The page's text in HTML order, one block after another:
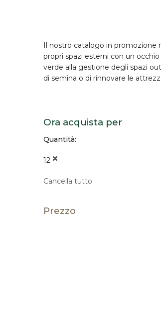
Il nostro catalogo in promozione
propri spazi esterni con un
verde alla gestione degli spazi
di semina o di rinnovare le
Ora acquista per
Quantità
12
Cancella tutto
Prezzo